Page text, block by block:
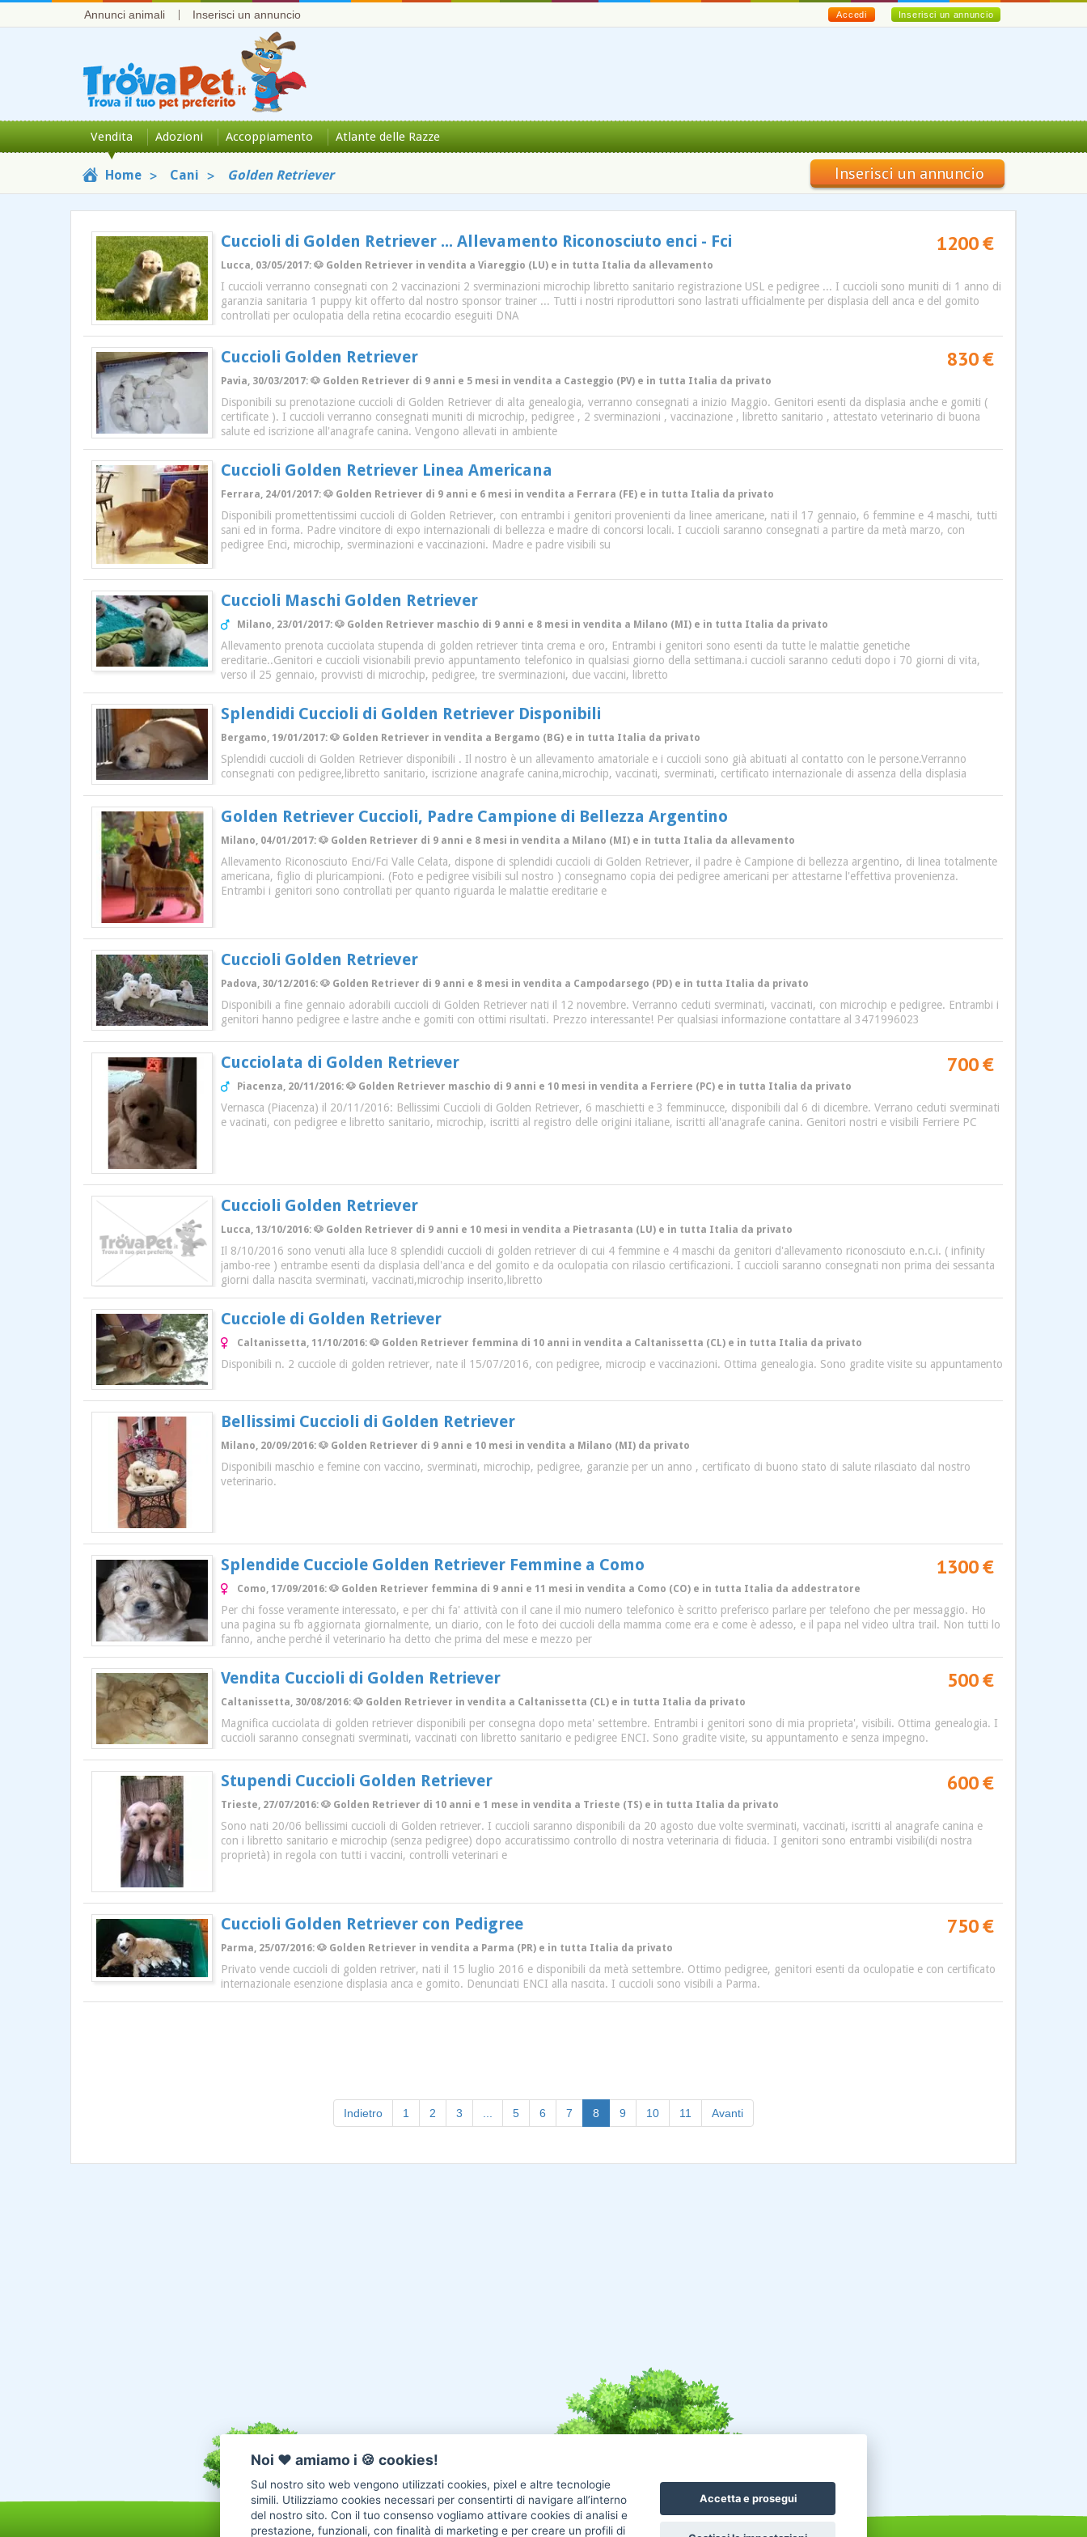
Annunci animali Inserisci un annuncio Inserisci un annuncio
Accedi
Vendita Adozioni Accoppiamento Atlante delle Razze
Home Cani Golden Retriever Inserisci un annuncio
Cuccioli di Golden Retriever ... Allevamento Riconosciuto enci - Fci 1200 €
Lucca, 03/05/2017: 🐶 Golden Retriever in vendita a Viareggio (LU) e in tutta Italia da allevamento
I cuccioli verranno consegnati con 2 vaccinazioni 2 sverminazioni microchip libretto sanitario registrazione USL e pedigree ... I cuccioli sono muniti di 1 anno di
garanzia sanitaria 1 puppy kit offerto dal nostro sponsor trainer ... Tutti i nostri riproduttori sono lastrati ufficialmente per displasia dell anca e del gomito
controllati per oculopatia della retina ecocardio eseguiti DNA
Cuccioli Golden Retriever 830 €
Pavia, 30/03/2017: 🐶 Golden Retriever di 9 anni e 5 mesi in vendita a Casteggio (PV) e in tutta Italia da privato
Disponibili su prenotazione cuccioli di Golden Retriever di alta genealogia, verranno consegnati a inizio Maggio. Genitori esenti da displasia anche e gomiti (
certificate ). I cuccioli verranno consegnati muniti di microchip, pedigree , 2 sverminazioni , vaccinazione , libretto sanitario , attestato veterinario di buona
salute ed iscrizione all'anagrafe canina. Vengono allevati in ambiente
Cuccioli Golden Retriever Linea Americana
Ferrara, 24/01/2017: 🐶 Golden Retriever di 9 anni e 6 mesi in vendita a Ferrara (FE) e in tutta Italia da privato
Disponibili promettentissimi cuccioli di Golden Retriever, con entrambi i genitori provenienti da linee americane, nati il 17 gennaio, 6 femmine e 4 maschi, tutti
sani ed in forma. Padre vincitore di expo internazionali di bellezza e madre di concorsi locali. I cuccioli saranno consegnati a partire da metà marzo, con
pedigree Enci, microchip, sverminazioni e vaccinazioni. Madre e padre visibili su
Cuccioli Maschi Golden Retriever
Milano, 23/01/2017: 🐶 Golden Retriever maschio di 9 anni e 8 mesi in vendita a Milano (MI) e in tutta Italia da privato
Allevamento prenota cucciolata stupenda di golden retriever tinta crema e oro, Entrambi i genitori sono esenti da tutte le malattie genetiche
ereditarie..Genitori e cuccioli visionabili previo appuntamento telefonico in qualsiasi giorno della settimana.i cuccioli saranno ceduti dopo i 70 giorni di vita,
verso il 25 gennaio, provvisti di microchip, pedigree, tre sverminazioni, due vaccini, libretto
Splendidi Cuccioli di Golden Retriever Disponibili
Bergamo, 19/01/2017: 🐶 Golden Retriever in vendita a Bergamo (BG) e in tutta Italia da privato
Splendidi cuccioli di Golden Retriever disponibili . Il nostro è un allevamento amatoriale e i cuccioli sono già abituati al contatto con le persone.Verranno
consegnati con pedigree,libretto sanitario, iscrizione anagrafe canina,microchip, vaccinati, sverminati, certificato internazionale di assenza della displasia
Golden Retriever Cuccioli, Padre Campione di Bellezza Argentino
Milano, 04/01/2017: 🐶 Golden Retriever di 9 anni e 8 mesi in vendita a Milano (MI) e in tutta Italia da allevamento
Allevamento Riconosciuto Enci/Fci Valle Celata, dispone di splendidi cuccioli di Golden Retriever, il padre è Campione di bellezza argentino, di linea totalmente
americana, figlio di pluricampioni. (Foto e pedigree visibili sul nostro ) consegnamo copia dei pedigree americani per attestarne l'effettiva provenienza.
Entrambi i genitori sono controllati per quanto riguarda le malattie ereditarie e
Cuccioli Golden Retriever
Padova, 30/12/2016: 🐶 Golden Retriever di 9 anni e 8 mesi in vendita a Campodarsego (PD) e in tutta Italia da privato
Disponibili a fine gennaio adorabili cuccioli di Golden Retriever nati il 12 novembre. Verranno ceduti sverminati, vaccinati, con microchip e pedigree. Entrambi i
genitori hanno pedigree e lastre anche e gomiti con ottimi risultati. Prezzo interessante! Per qualsiasi informazione contattare al 3471996023
Cucciolata di Golden Retriever 700 €
Piacenza, 20/11/2016: 🐶 Golden Retriever maschio di 9 anni e 10 mesi in vendita a Ferriere (PC) e in tutta Italia da privato
Vernasca (Piacenza) il 20/11/2016: Bellissimi Cuccioli di Golden Retriever, 6 maschietti e 3 femminucce, disponibili dal 6 di dicembre. Verrano ceduti sverminati
e vacinati, con pedigree e libretto sanitario, microchip, iscritti al registro delle origini italiane, iscritti all'anagrafe canina. Genitori nostri e visibili Ferriere PC
Cuccioli Golden Retriever
Lucca, 13/10/2016: 🐶 Golden Retriever di 9 anni e 10 mesi in vendita a Pietrasanta (LU) e in tutta Italia da privato
Il 8/10/2016 sono venuti alla luce 8 splendidi cuccioli di golden retriever di cui 4 femmine e 4 maschi da genitori d'allevamento riconosciuto e.n.c.i. ( infinity
jambo-ree ) entrambe esenti da displasia dell'anca e del gomito e da oculopatia con rilascio certificazioni. I cuccioli saranno consegnati non prima dei sessanta
giorni dalla nascita sverminati, vaccinati,microchip inserito,libretto
Cucciole di Golden Retriever
Caltanissetta, 11/10/2016: 🐶 Golden Retriever femmina di 10 anni in vendita a Caltanissetta (CL) e in tutta Italia da privato
Disponibili n. 2 cucciole di golden retriever, nate il 15/07/2016, con pedigree, microcip e vaccinazioni. Ottima genealogia. Sono gradite visite su appuntamento
Bellissimi Cuccioli di Golden Retriever
Milano, 20/09/2016: 🐶 Golden Retriever di 9 anni e 10 mesi in vendita a Milano (MI) da privato
Disponibili maschio e femine con vaccino, sverminati, microchip, pedigree, garanzie per un anno , certificato di buono stato di salute rilasciato dal nostro
veterinario.
Splendide Cucciole Golden Retriever Femmine a Como 1300 €
Como, 17/09/2016: 🐶 Golden Retriever femmina di 9 anni e 11 mesi in vendita a Como (CO) e in tutta Italia da addestratore
Per chi fosse veramente interessato, e per chi fa' attività con il cane il mio numero telefonico è scritto preferisco parlare per telefono che per messaggio. Ho
una pagina su fb aggiornata giornalmente, un diario, con le foto dei cuccioli della mamma come era e come è adesso, e il papa nel video ultra trail. Non tutti lo
fanno, anche perché il veterinario ha detto che prima del mese e mezzo per
Vendita Cuccioli di Golden Retriever 500 €
Caltanissetta, 30/08/2016: 🐶 Golden Retriever in vendita a Caltanissetta (CL) e in tutta Italia da privato
Magnifica cucciolata di golden retriever disponibili per consegna dopo meta' settembre. Entrambi i genitori sono di mia proprieta', visibili. Ottima genealogia. I
cuccioli saranno consegnati sverminati, vaccinati con libretto sanitario e pedigree ENCI. Sono gradite visite, su appuntamento e senza impegno.
Stupendi Cuccioli Golden Retriever 600 €
Trieste, 27/07/2016: 🐶 Golden Retriever di 10 anni e 1 mese in vendita a Trieste (TS) e in tutta Italia da privato
Sono nati 20/06 bellissimi cuccioli di Golden retriever. I cuccioli saranno disponibili da 20 agosto due volte sverminati, vaccinati, iscritti al anagrafe canina e
con i libretto sanitario e microchip (senza pedigree) dopo accuratissimo controllo di nostra veterinaria di fiducia. I genitori sono entrambi visibili(di nostra
proprietà) in regola con tutti i vaccini, controlli veterinari e
Cuccioli Golden Retriever con Pedigree 750 €
Parma, 25/07/2016: 🐶 Golden Retriever in vendita a Parma (PR) e in tutta Italia da privato
Privato vende cuccioli di golden retriver, nati il 15 luglio 2016 e disponibili da metà settembre. Ottimo pedigree, genitori esenti da oculopatie e con certificato
internazionale esenzione displasia anca e gomito. Denunciati ENCI alla nascita. I cuccioli sono visibili a Parma.
Indietro 1 2 3 5 6 7 8(current)
9 10 11 Avanti
Noi ♥️ amiamo i 🍪 cookies!
Sul nostro sito web vengono utilizzati cookies, pixel e altre tecnologie
simili. Utilizziamo cookies necessari per consentirti di navigare all’interno
del nostro sito. Con il tuo consenso vogliamo attivare cookies di analisi e
prestazione, funzionali, con finalità di marketing e per creare un profili di
Accetta e prosegui